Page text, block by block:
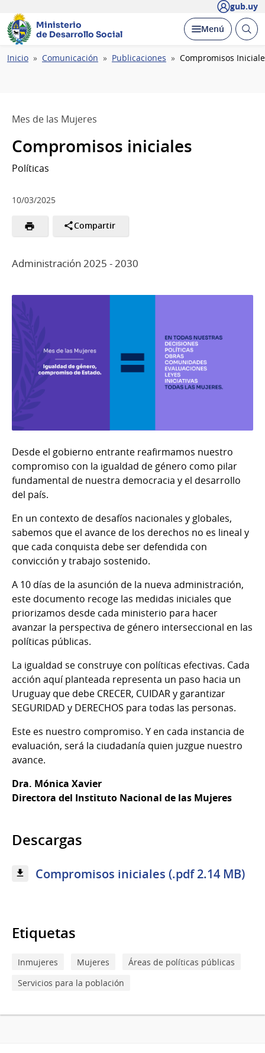
gub.uy
Ministerio
de Desarrollo Social
Desplegar
Menú Abrir
Ruta
Inicio Comunicación Publicaciones Compromisos
Mes de las Mujeres
Compromisos iniciales
Políticas
10/03/2025
Compartir
Administración 2025 - 2030
Desde el gobierno entrante reafirmamos nuestro
compromiso con la igualdad de género como pilar
fundamental de nuestra democracia y el desarrollo
del país.
En un contexto de desafíos nacionales y globales,
sabemos que el avance de los derechos no es lineal y
que cada conquista debe ser defendida con
convicción y trabajo sostenido.
A 10 días de la asunción de la nueva administración,
este documento recoge las medidas iniciales que
priorizamos desde cada ministerio para hacer
avanzar la perspectiva de género interseccional en las
políticas públicas.
La igualdad se construye con políticas efectivas. Cada
acción aquí planteada representa un paso hacia un
Uruguay que debe CRECER, CUIDAR y garantizar
SEGURIDAD y DERECHOS para todas las personas.
Este es nuestro compromiso. Y en cada instancia de
evaluación, será la ciudadanía quien juzgue nuestro
avance.
Dra. Mónica Xavier
Directora del Instituto Nacional de las Mujeres
Descargas
Compromisos iniciales (.pdf 2.14 MB)
Etiquetas
Inmujeres Mujeres
Áreas de políticas públicas
Servicios para la población